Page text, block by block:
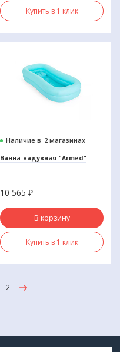
Купить в 1 клик
Наличие в 2 магазинах
Ванна надувная "Armed"
10 565₽
В корзину
Купить в 1 клик
2